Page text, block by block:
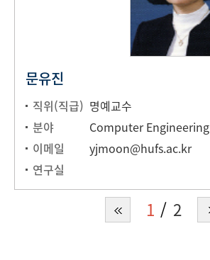
문유진
직위(직급) 명예교수
분야
Computer Engineering
이메일
yjmoon@hufs.ac.kr
연구실
1 2